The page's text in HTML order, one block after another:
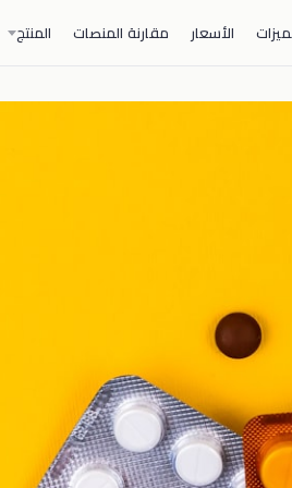
الأسعار مقارنة المنصات المنتج